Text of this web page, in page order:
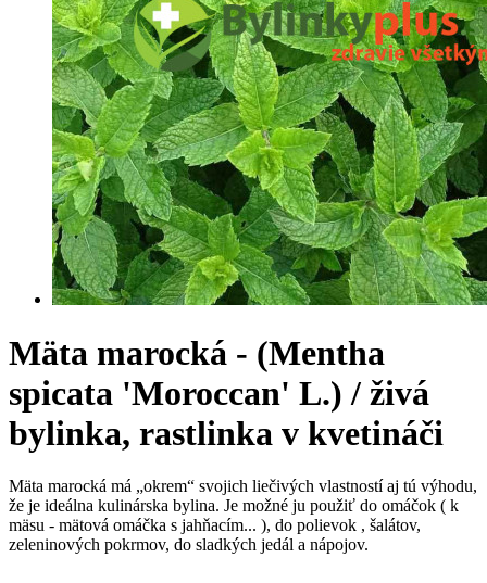
Mäta marocká - (Mentha
spicata 'Moroccan' L.) / živá
bylinka, rastlinka v kvetináči
Mäta marocká má „okrem“ svojich liečivých vlastností aj tú výhodu,
že je ideálna kulinárska bylina. Je možné ju použiť do omáčok ( k
mäsu - mätová omáčka s jahňacím... ), do polievok , šalátov,
zeleninových pokrmov, do sladkých jedál a nápojov.